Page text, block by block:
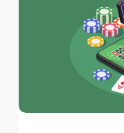
Jogos,